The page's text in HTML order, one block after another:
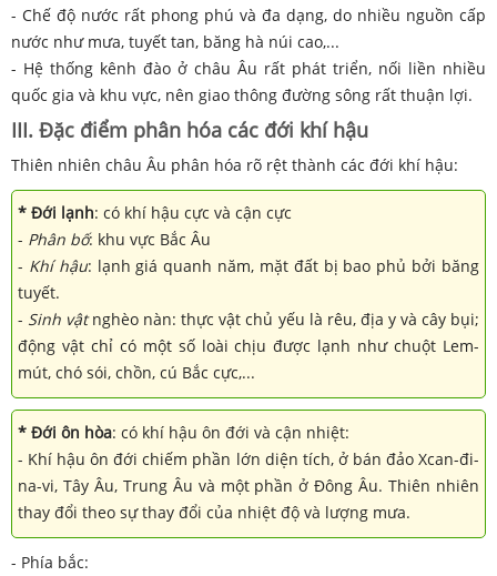
- Chế độ nước rất phong phú và đa dạng, do nhiều nguồn cấp
nước như mưa, tuyết tan, băng hà núi cao,...
- Hệ thống kênh đào ở châu Âu rất phát triển, nối liền nhiều
quốc gia và khu vực, nên giao thông đường sông rất thuận lợi.
III. Đặc điểm phân hóa các đới khí hậu
Thiên nhiên châu Âu phân hóa rõ rệt thành các đới khí hậu:
* Đới lạnh: có khí hậu cực và cận cực
- Phân bố: khu vực Bắc Âu
- Khí hậu: lạnh giá quanh năm, mặt đất bị bao phủ bởi băng
tuyết.
- Sinh vậtnghèo nàn: thực vật chủ yếu là rêu, địa y và cây bụi;
động vật chỉ có một số loài chịu được lạnh như chuột Lem-
mút, chó sói, chồn, cú Bắc cực,...
* Đới ôn hòa: có khí hậu ôn đới và cận nhiệt:
- Khí hậu ôn đới chiếm phần lớn diện tích, ở bán đảo Xcan-đi-
na-vi, Tây Âu, Trung Âu và một phần ở Đông Âu. Thiên nhiên
thay đổi theo sự thay đổi của nhiệt độ và lượng mưa.
- Phía bắc: